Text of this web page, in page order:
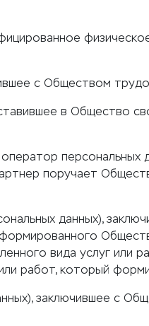
с Обществом
в Общество
поручает
данных),
вида услуг или
работ, который
заключившее с